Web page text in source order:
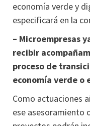
economía verde y
especificará en la
– Microempresas
recibir
proceso de
economía verde o
Como actuaciones
ese asesoramiento